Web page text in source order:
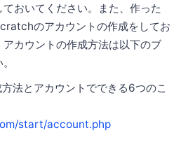
おいてください。また、作った
のアカウントの作成をしてお
カウントの作成方法は以下のブ
法とアカウントでできる6つのこ
start/account.php